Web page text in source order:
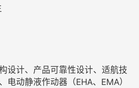
设计、产品可靠性设计、适航技
电动静液作动器（EHA、EMA）